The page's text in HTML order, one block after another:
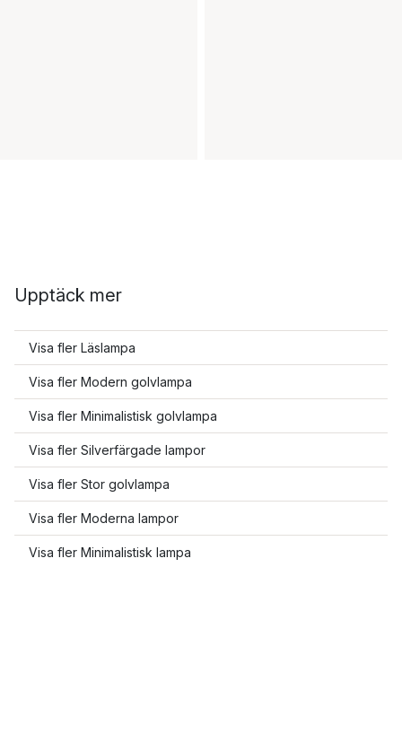
Upptäck mer
Visa fler Läslampa
Visa fler Modern golvlampa
Visa fler Minimalistisk golvlampa
Visa fler Silverfärgade lampor
Visa fler Stor golvlampa
Visa fler Moderna lampor
Visa fler Minimalistisk lampa